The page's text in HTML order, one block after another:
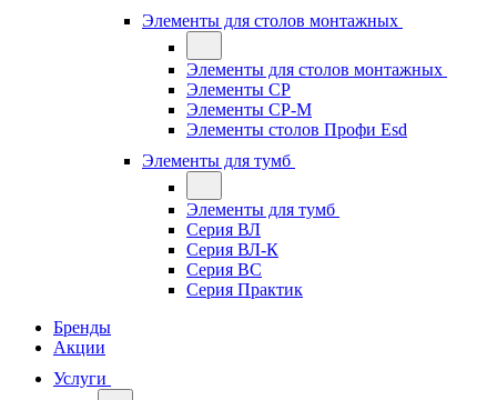
Элементы для столов монтажных
Элементы для столов монтажных
Элементы СР
Элементы СР-М
Элементы столов Профи Esd
Элементы для тумб
Элементы для тумб
Серия ВЛ
Серия ВЛ-К
Серия ВС
Серия Практик
Бренды
Акции
Услуги